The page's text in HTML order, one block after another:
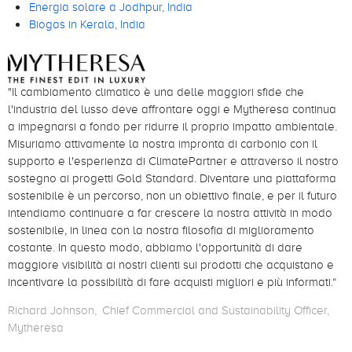
Energia solare a Jodhpur, India
Biogas in Kerala, India
"Il cambiamento climatico è una delle maggiori sfide che
l'industria del lusso deve affrontare oggi e Mytheresa continua
a impegnarsi a fondo per ridurre il proprio impatto ambientale.
Misuriamo attivamente la nostra impronta di carbonio con il
supporto e l'esperienza di ClimatePartner e attraverso il nostro
sostegno ai progetti Gold Standard. Diventare una piattaforma
sostenibile è un percorso, non un obiettivo finale, e per il futuro
intendiamo continuare a far crescere la nostra attività in modo
sostenibile, in linea con la nostra filosofia di miglioramento
costante. In questo modo, abbiamo l'opportunità di dare
maggiore visibilità ai nostri clienti sui prodotti che acquistano e
incentivare la possibilità di fare acquisti migliori e più informati.“
Richard Johnson Chief Commercial and Sustainability Officer
Mytheresa